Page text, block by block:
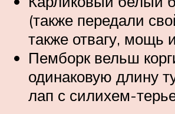
(также передали
также отвагу, мощь
Пемборк вельш
одинаковую длину
лап с силихем-